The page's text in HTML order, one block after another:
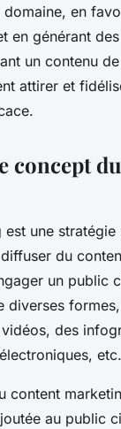
en
en générant
un contenu
attirer et
concept
une
du
un public
diverses
des
etc.
content
au public